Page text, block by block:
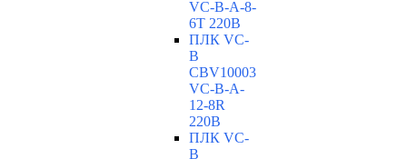
VC-В-A-8-
6T 220В
ПЛК VC-
B
CBV10003
VC-В-A-
12-8R
220В
ПЛК VC-
B